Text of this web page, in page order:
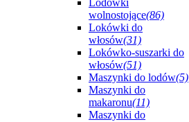
Lodówki
wolnostojące(86)
Lokówki do
włosów(31)
Lokówko-suszarki do
włosów(51)
Maszynki do lodów(5)
Maszynki do
makaronu(11)
Maszynki do